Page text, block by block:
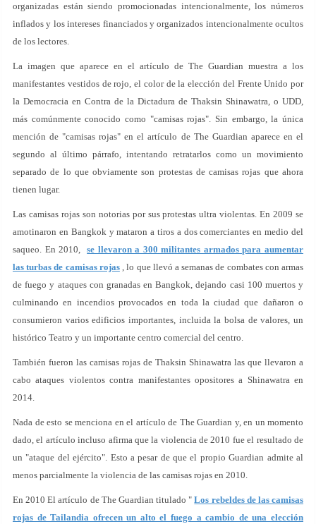
organizadas están siendo promocionadas intencionalmente, los números
inflados y los intereses financiados y organizados intencionalmente ocultos
de los lectores.
La imagen que aparece en el artículo de The Guardian muestra a los
manifestantes vestidos de rojo, el color de la elección del Frente Unido por
la Democracia en Contra de la Dictadura de Thaksin Shinawatra, o UDD,
más comúnmente conocido como "camisas rojas". Sin embargo, la única
mención de "camisas rojas" en el artículo de The Guardian aparece en el
segundo al último párrafo, intentando retratarlos como un movimiento
separado de lo que obviamente son protestas de camisas rojas que ahora
tienen lugar.
Las camisas rojas son notorias por sus protestas ultra violentas. En 2009 se
amotinaron en Bangkok y mataron a tiros a dos comerciantes en medio del
saqueo. En 2010,se llevaron a 300 militantes armados para aumentar
las turbas de camisas rojas, lo que llevó a semanas de combates con armas
de fuego y ataques con granadas en Bangkok, dejando casi 100 muertos y
culminando en incendios provocados en toda la ciudad que dañaron o
consumieron varios edificios importantes, incluida la bolsa de valores, un
histórico Teatro y un importante centro comercial del centro.
También fueron las camisas rojas de Thaksin Shinawatra las que llevaron a
cabo ataques violentos contra manifestantes opositores a Shinawatra en
2014.
Nada de esto se menciona en el artículo de The Guardian y, en un momento
dado, el artículo incluso afirma que la violencia de 2010 fue el resultado de
un "ataque del ejército". Esto a pesar de que el propio Guardian admite al
menos parcialmente la violencia de las camisas rojas en 2010.
En 2010 El artículo de The Guardian titulado "Los rebeldes de las camisas
rojas de Tailandia ofrecen un alto el fuego a cambio de una elección